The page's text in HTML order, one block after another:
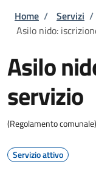
Briciole
Home / Servizi /
Asilo nido:
Asilo
servizio
(Regolamento comunale)
Servizio attivo